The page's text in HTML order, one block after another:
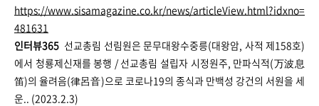
https://www.sisamagazine.co.kr/news/articleView.html?idxno=
481631
인터뷰365 선교총림 선림원은 문무대왕수중릉(대왕암, 사적 제158호)
에서 청룡제신재를 봉행 / 선교총림 설립자 시정원주, 만파식적(万波息
笛)의 율려음(律呂音)으로 코로나19의 종식과 만백성 강건의 서원을 세
운.. (2023.2.3)